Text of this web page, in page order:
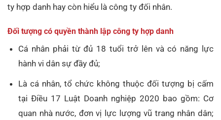
ty hợp danh hay còn hiểu là công ty đối nhân.
Đối tượng có quyền thành lập công ty hợp danh
Cá nhân phải từ đủ 18 tuổi trở lên và có năng lực
hành vi dân sự đầy đủ;
Là cá nhân, tổ chức không thuộc đối tượng bị cấm
tại Điều 17 Luật Doanh nghiệp 2020 bao gồm: Cơ
quan nhà nước, đơn vị lực lượng vũ trang nhân dân;